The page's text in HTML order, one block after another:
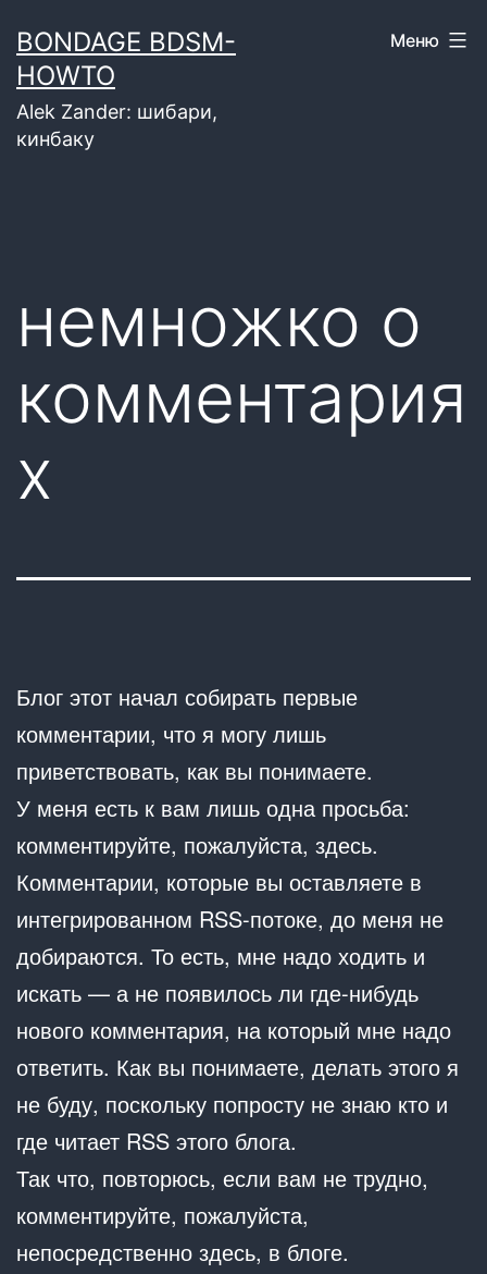
содержимому
BONDAGE BDSM-
HOWTO
Alek Zander: шибари,
кинбаку
Меню
немножко о
комментария
х
Блог этот начал собирать первые
комментарии, что я могу лишь
приветствовать, как вы понимаете.
У меня есть к вам лишь одна просьба:
комментируйте, пожалуйста, здесь.
Комментарии, которые вы оставляете в
интегрированном RSS-потоке, до меня не
добираются. То есть, мне надо ходить и
искать — а не появилось ли где-нибудь
нового комментария, на который мне надо
ответить. Как вы понимаете, делать этого я
не буду, поскольку попросту не знаю кто и
где читает RSS этого блога.
Так что, повторюсь, если вам не трудно,
комментируйте, пожалуйста,
непосредственно здесь, в блоге.